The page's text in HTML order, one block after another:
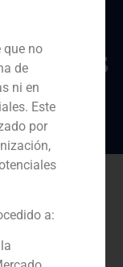
la
la cultura son
presidida
una ciudad
que no
de
ni en
Este
por
a: